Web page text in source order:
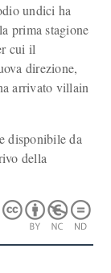
undici ha
prima stagione
cui il
direzione,
arrivato villain
disponibile da
della